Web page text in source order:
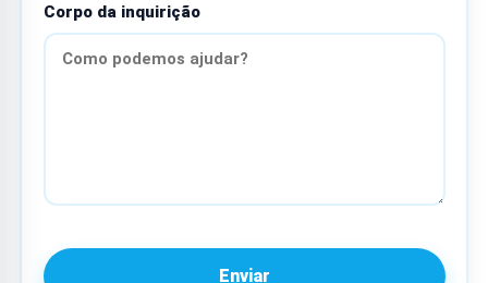
Corpo da inquirição
Enviar